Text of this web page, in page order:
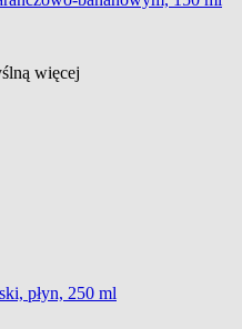
więcej
płyn, 250 ml